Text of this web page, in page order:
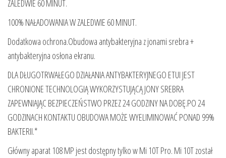
ZALEDWIE 60 MINUT.
100% NAŁADOWANIA W ZALEDWIE 60 MINUT.
Dodatkowa ochrona.Obudowa antybakteryjna z jonami srebra +
antybakteryjna osłona ekranu.
DLA DŁUGOTRWAŁEGO DZIAŁANIA ANTYBAKTERYJNEGO ETUI JEST
CHRONIONE TECHNOLOGIĄ WYKORZYSTUJĄCĄ JONY SREBRA
ZAPEWNIAJĄC BEZPIECZEŃSTWO PRZEZ 24 GODZINY NA DOBĘ.PO 24
GODZINACH KONTAKTU OBUDOWA MOŻE WYELIMINOWAĆ PONAD 99%
BAKTERII.*
Główny aparat 108 MP jest dostępny tylko w Mi 10T Pro. Mi 10T został